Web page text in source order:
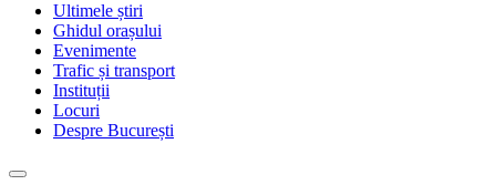
Ultimele știri
Ghidul orașului
Evenimente
Trafic și transport
Instituții
Locuri
Despre București